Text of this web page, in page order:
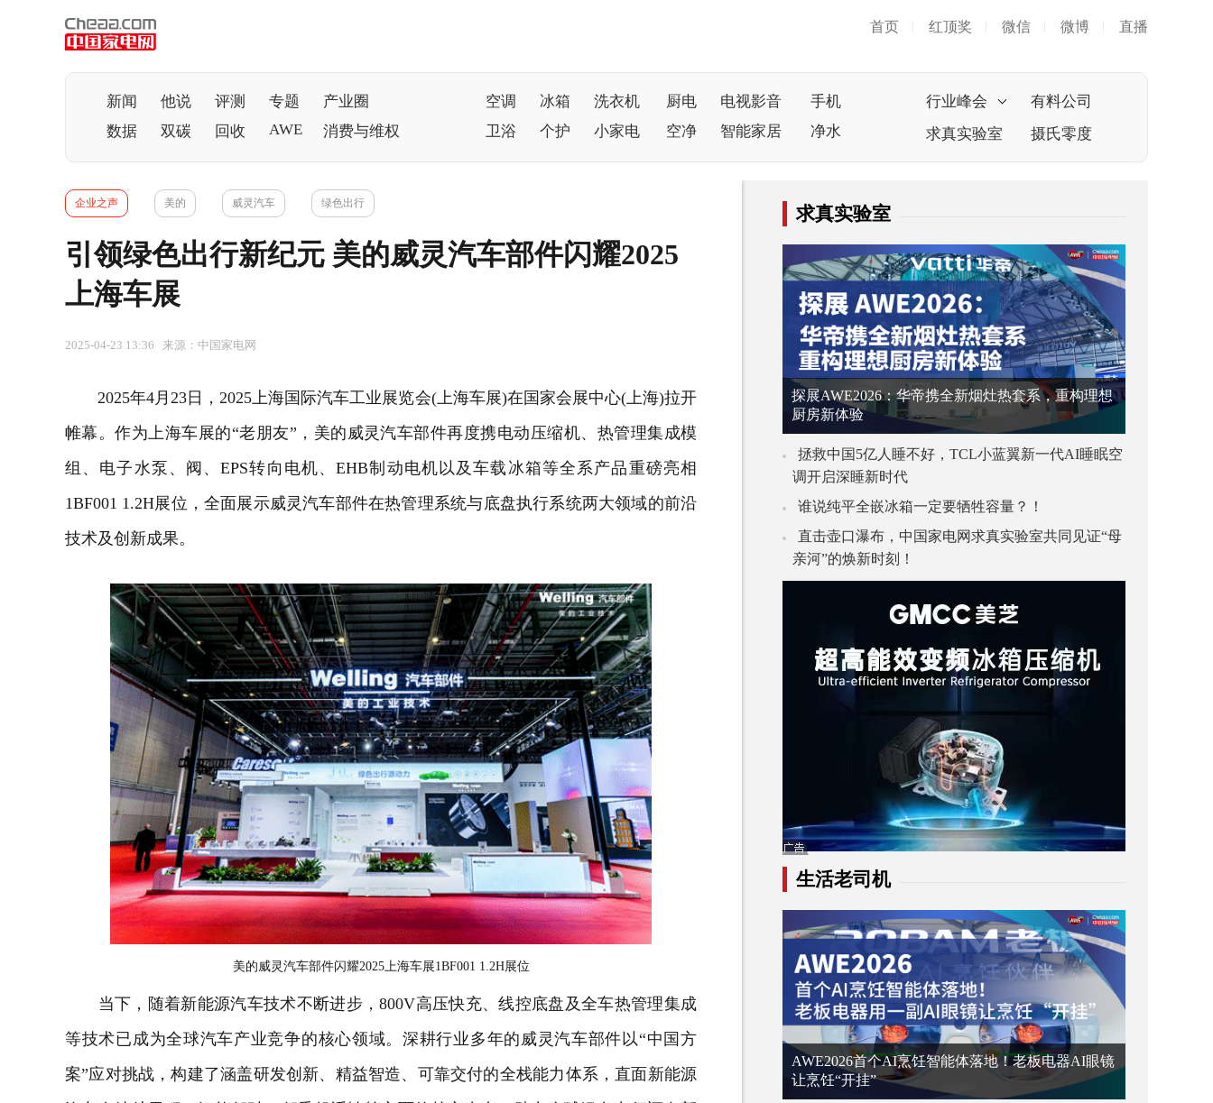
首页 红顶奖 微信 微博 直播
新闻 他说 评测 专题
产业圈
数据
双碳 回收 AWE 消费与维权
空调 冰箱 洗衣机 厨电 电视影音
手机
卫浴
个护 小家电 空净 智能家居 净水
行业峰会
有料公司
求真实验室
摄氏零度
企业之声 美的 威灵汽车 绿色出行
引领绿色出行新纪元 美的威灵汽车部件闪耀2025
上海车展
2025-04-23 13:36 来源：中国家电网
2025年4月23日，2025上海国际汽车工业展览会(上海车展)在国家会展中心(上海)拉开
帷幕。作为上海车展的“老朋友”，美的威灵汽车部件再度携电动压缩机、热管理集成模
组、电子水泵、阀、EPS转向电机、EHB制动电机以及车载 冰箱等全系产品重磅亮相
1BF001 1.2H展位，全面展示威灵汽车部件在热管理系统与底盘执行系统两大领域的前沿
技术及创新成果。
美的威灵汽车部件闪耀2025上海车展1BF001 1.2H展位
当下，随着新能源汽车技术不断进步，800V高压快充、线控底盘及全车热管理集成
等技术已成为全球汽车产业竞争的核心领域。深耕行业多年的威灵汽车部件以“中国方
案”应对挑战，构建了涵盖研发创新、精益智造、可靠交付的全栈能力体系，直面新能源
求真实验室
探展AWE2026：华帝携全新烟灶热套系，重构理想
厨房新体验
拯救中国5亿人睡不好，TCL小蓝翼新一代AI睡眠空
调开启深睡新时代
谁说纯平全嵌冰箱一定要牺牲容量？！
直击壶口瀑布，中国家电网求真实验室共同见证“母
亲河”的焕新时刻！
生活老司机
AWE2026首个AI烹饪智能体落地！老板电器AI眼镜
让烹饪“开挂”